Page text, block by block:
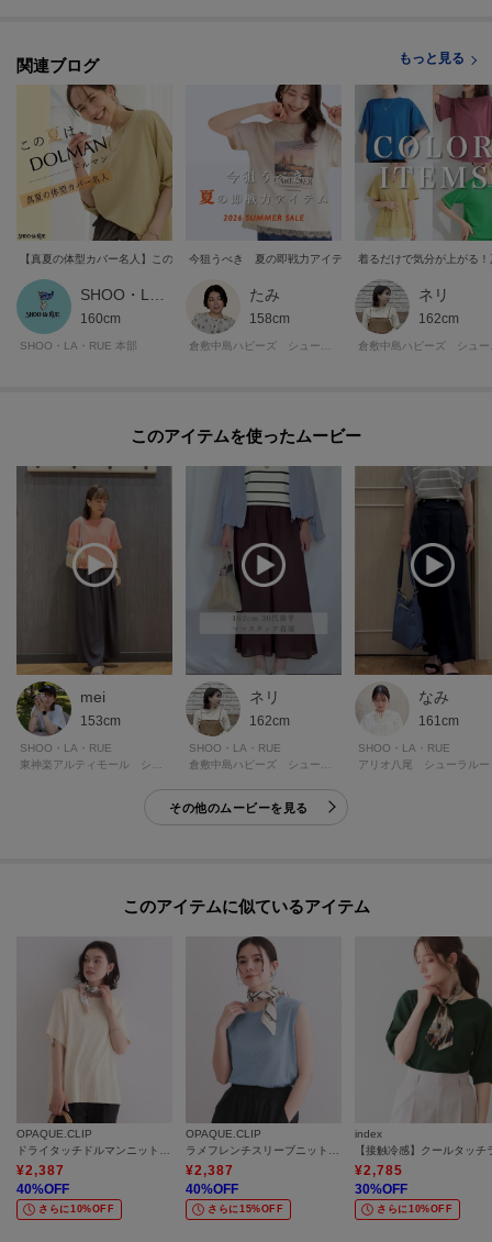
・接触冷感
・UVカット
・毛玉になりにくい
※この製品は、太陽光線中の紫外線（UV）を通しにくくします。この効果は
永久的ではありません。
※照明の関係により、実際よりも色味が違って見える場合があります。ま
た、パソコン・スマートフォンなどの環境により、若干製品と画像のカラー
が異なる場合もございます。
[お気に入り登録とは？]
オンラインサイトの各アイテムにある「ハートマーク」を
クリックして簡単に追加できます！
[おすすめPOINT]
お得な情報をGETできます！！
再入荷通知や、値下げ情報・在庫状況をメルマガにてお知らせ。
POINT.2
マイページでお気に入り一覧をチェックでき、
自分だけのお買い物リストがつくれる！
ーーーーーーーーーーーーーーーーーーーーーーーーーーーー
関連ブログ もっと見る
【真夏の体型カバー名人】この夏は、ドルマン！
160cm
SHOO・LA・RUE 本部
今狙うべき 夏の即戦力アイテム
たみ
158cm
着るだけで気分が上がる
ネリ
162cm
このアイテムを使ったムービー
mei
153cm
SHOO・LA・RUE
ネリ
162cm
SHOO・LA・RUE
なみ
161cm
SHOO・LA・RUE
アリオ八尾 シューラルー
その他のムービーを見る
このアイテムに似ているアイテム
OPAQUE.CLIP
¥2,387
40%OFF
さらに10%OFF
OPAQUE.CLIP
¥2,387
40%OFF
さらに15%OFF
index
¥2,785
30%OFF
さらに10%OFF